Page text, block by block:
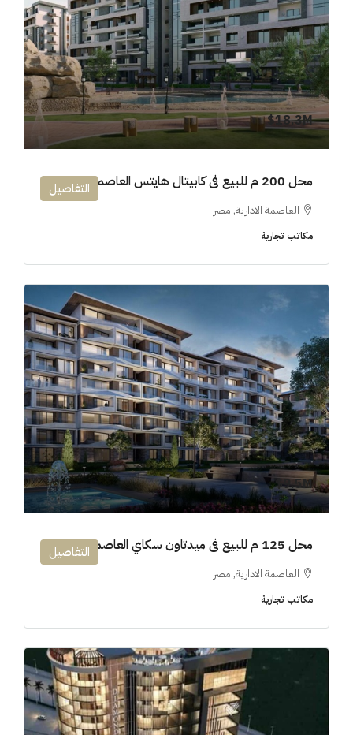
18.3M$
محل 200 م للبيع فى كابيتال هايتس العاصمة الإدارية
العاصمة الادارية, مصر
مكاتب تجارية
التفاصيل
9.5M$
محل 125 م للبيع فى ميدتاون سكاي العاصمة الإدارية
العاصمة الادارية, مصر
مكاتب تجارية
التفاصيل